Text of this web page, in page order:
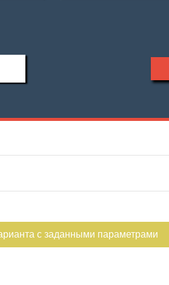
с заданными параметрами